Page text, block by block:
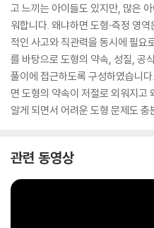
고 느끼는 아이들도 있지만, 많은
워합니다. 왜냐하면 도형·측정 영
적인 사고와 직관력을 동시에 필요
를 바탕으로 도형의 약속, 성질, 공
풀이에 접근하도록 구성하였습니
면 도형의 약속이 저절로 외워지고
알게 되면서 어려운 도형 문제도
관련 동영상